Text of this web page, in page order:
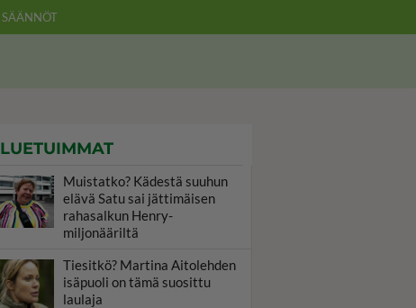
SÄÄNNÖT
LUETUIMMAT
Muistatko? Kädestä suuhun
elävä Satu sai jättimäisen
rahasalkun Henry-
miljonääriltä
Tiesitkö? Martina Aitolehden
isäpuoli on tämä suosittu
laulaja